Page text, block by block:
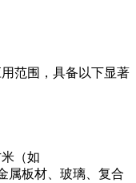
范围，具备以下显著
（如
属板材、玻璃、复合